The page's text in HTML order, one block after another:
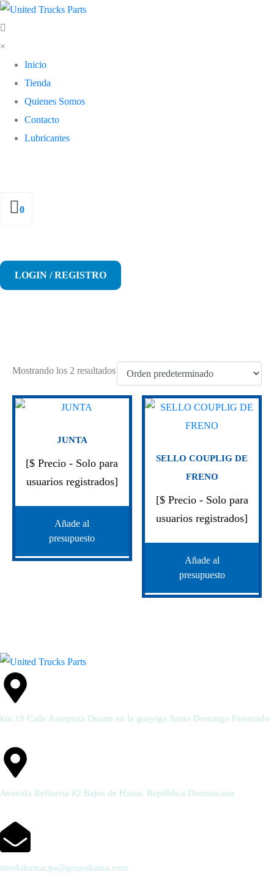
×
Inicio
Tienda
Quienes Somos
Contacto
Lubricantes
0
LOGIN / REGISTRO
Mostrando los 2 resultados
JUNTA
[$ Precio - Solo para
usuarios registrados]
Añade al
presupuesto
SELLO COUPLIG DE
FRENO
[$ Precio - Solo para
usuarios registrados]
Añade al
presupuesto
km.18 Calle Autopista Duarte en la guayiga Santo Domingo Fenatrado
Avenida Refineria #2 Bajos de Haina, República Dominicana
tiendahainacpa@grupohaina.com